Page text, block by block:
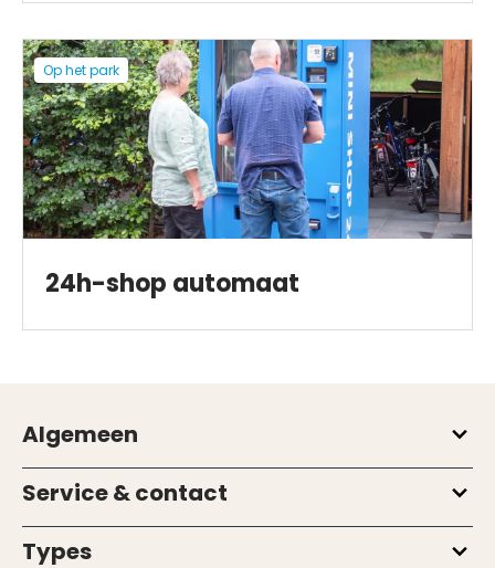
Op het park
24h-shop automaat
Algemeen
Service & contact
Types